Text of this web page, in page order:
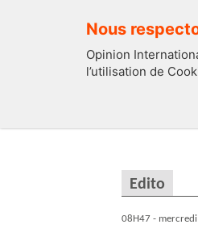
Nous
Opinion
l’utilisation de
Edito
08H47 -